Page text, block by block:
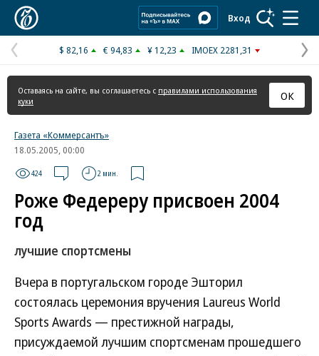
Вход
Предыдущая
страница
$ 82,16 € 94,83 ¥ 12,23 IMOEX 2281,31
Оставаясь на сайте, вы соглашаетесь с правилами использования
куки
ОК
Газета «Коммерсантъ»
18.05.2005, 00:00
424 2 мин.
Роже Федереру присвоен 2004
год
лучшие спортсмены
Вчера в португальском городе Эшторил
состоялась церемония вручения Laureus World
Sports Awards — престижной награды,
присуждаемой лучшим спортсменам прошедшего